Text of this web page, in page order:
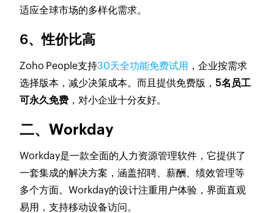
适应全球市场的多样化需求。
6、性价比高
Zoho People支持30天全功能免费试用 ，企业按需求
选择版本，减少决策成本。而且提供免费版， 5名员工
可永久免费 ，对小企业十分友好。
二、Workday
Workday是一款全面的人力资源管理软件，它提供了
一套集成的解决方案，涵盖招聘、薪酬、绩效管理等
多个方面。Workday的设计注重用户体验，界面直观
易用，支持移动设备访问。